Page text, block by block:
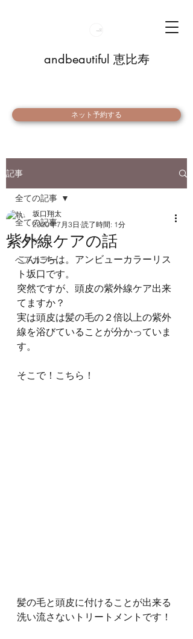
andbeautiful 恵比寿
ネット予約する
記事
全ての記事
ヘアケア
ヘアカラー
全ての記事
紫外線ケアの話
坂口翔太
2020年7月3日 読了時間: 1分
こんにちは。アンビューカラーリス
ト坂口です。
突然ですが、頭皮の紫外線ケア出来
てますか？
実は頭皮は髪の毛の２倍以上の紫外
線を浴びていることが分かっていま
す。
そこで！こちら！
髪の毛と頭皮に付けることが出来る
洗い流さないトリートメントです！